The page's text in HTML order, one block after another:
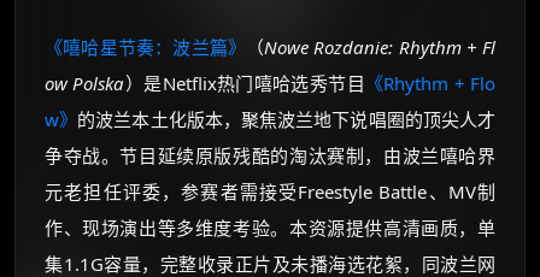
《嘻哈星节奏：波兰篇》 （Nowe Rozdanie: Rhythm + Fl
ow Polska）是Netflix热门嘻哈选秀节目 《Rhythm + Flo
w》 的波兰本土化版本，聚焦波兰地下说唱圈的顶尖人才
争夺战。节目延续原版残酷的淘汰赛制，由波兰嘻哈界
元老担任评委，参赛者需接受Freestyle Battle、MV制
作、现场演出等多维度考验。本资源提供高清画质，单
集1.1G容量，完整收录正片及未播海选花絮，同波兰网